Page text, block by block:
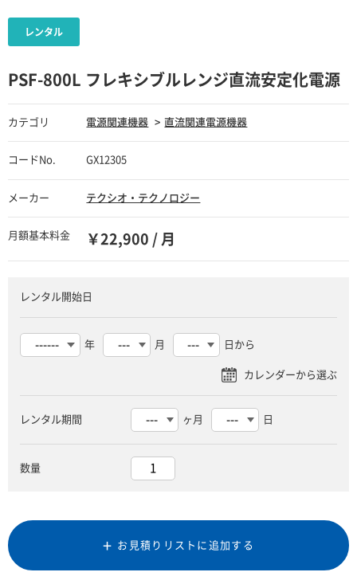
PSF-800L フレキシブルレンジ直流安定化電源
カテゴリ 電源関連機器 直流関連電源機器
コードNo. GX12305
メーカー テクシオ・テクノロジー
月額基本料金 ￥22,900 / 月
レンタル開始日
年 月 日から
レンタル期間 ヶ月 日
数量
お見積りリストに追加する